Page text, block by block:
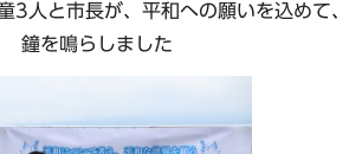
3人と市長が、平和への願いを込めて、
鐘を鳴らしました